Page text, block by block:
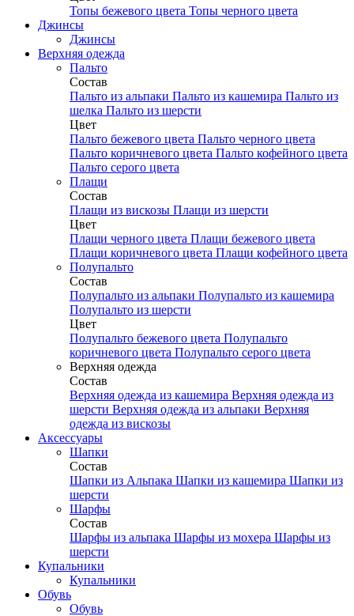
Топы бежевого цвета Топы черного цвета
Джинсы
Джинсы
Верхняя одежда
Пальто
Состав
Пальто из альпаки Пальто из кашемира Пальто из
шелка Пальто из шерсти
Цвет
Пальто бежевого цвета Пальто черного цвета
Пальто коричневого цвета Пальто кофейного цвета
Пальто серого цвета
Плащи
Состав
Плащи из вискозы Плащи из шерсти
Цвет
Плащи черного цвета Плащи бежевого цвета
Плащи коричневого цвета Плащи кофейного цвета
Полупальто
Состав
Полупальто из альпаки Полупальто из кашемира
Полупальто из шерсти
Цвет
Полупальто бежевого цвета Полупальто
коричневого цвета Полупальто серого цвета
Верхняя одежда
Состав
Верхняя одежда из кашемира Верхняя одежда из
шерсти Верхняя одежда из альпаки Верхняя
одежда из вискозы
Аксесcуары
Шапки
Состав
Шапки из Альпака Шапки из кашемира Шапки из
шерсти
Шарфы
Состав
Шарфы из альпака Шарфы из мохера Шарфы из
шерсти
Купальники
Купальники
Обувь
Обувь